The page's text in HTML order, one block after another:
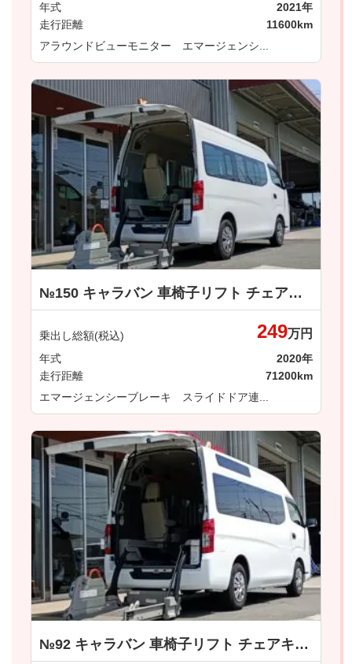
年式
2021年
走行距離
11600km
アラウンドビューモニター エマージェンシ...
№150 キャラバン 車椅子リフト チェアキャブ 車いす１＋１名仕様 日産
乗出し総額(税込) 249万円
年式
2020年
走行距離
71200km
エマージェンシーブレーキ スライドドア連...
№92 キャラバン 車椅子リフト チェアキャブＭタイプ 日産